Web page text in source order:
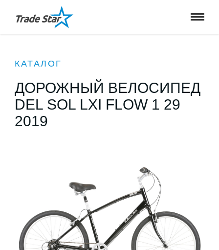
КАТАЛОГ
ДОРОЖНЫЙ ВЕЛОСИПЕД
DEL SOL LXI FLOW 1 29
2019